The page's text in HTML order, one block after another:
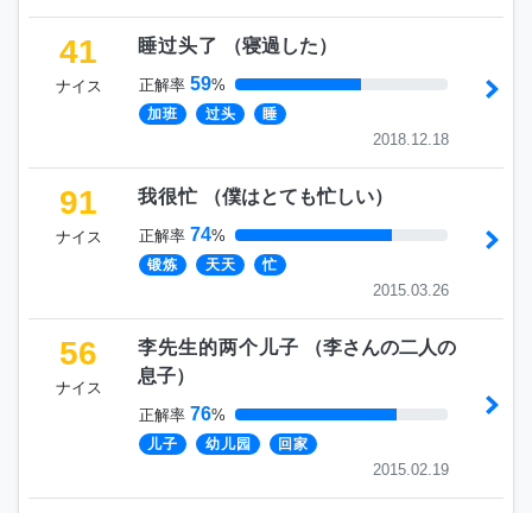
41
ナイス
睡过头了 （寝過した）
正解率 59%
加班 过头 睡
2018.12.18
91
ナイス
我很忙 （僕はとても忙しい）
正解率 74%
锻炼 天天 忙
2015.03.26
56
ナイス
李先生的两个儿子 （李さんの二人の
息子）
正解率 76%
儿子 幼儿园 回家
2015.02.19